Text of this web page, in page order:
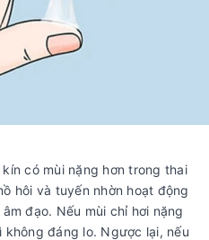
có mùi nặng hơn trong thai
hôi và tuyến nhờn hoạt động
đạo. Nếu mùi chỉ hơi nặng
đáng lo. Ngược lại, nếu